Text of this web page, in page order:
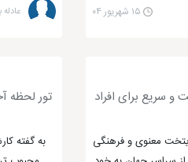
۱۵ شهریور ۰۴ عادله
سریع برای افراد
معنوی و فرهنگی
تور لحظه
به گفته